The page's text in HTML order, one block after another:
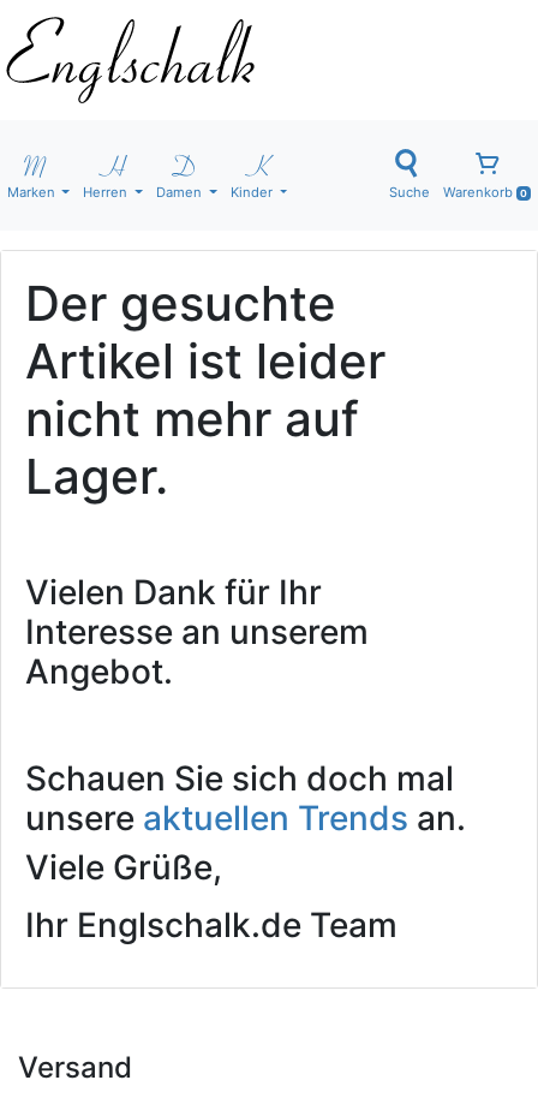
Marken Herren Damen Kinder Suche Warenkorb 0
Der gesuchte
Artikel ist leider
nicht mehr auf
Lager.
Vielen Dank für Ihr
Interesse an unserem
Angebot.
Schauen Sie sich doch mal
unsere aktuellen Trends an.
Viele Grüße,
Ihr Englschalk.de Team
Versand